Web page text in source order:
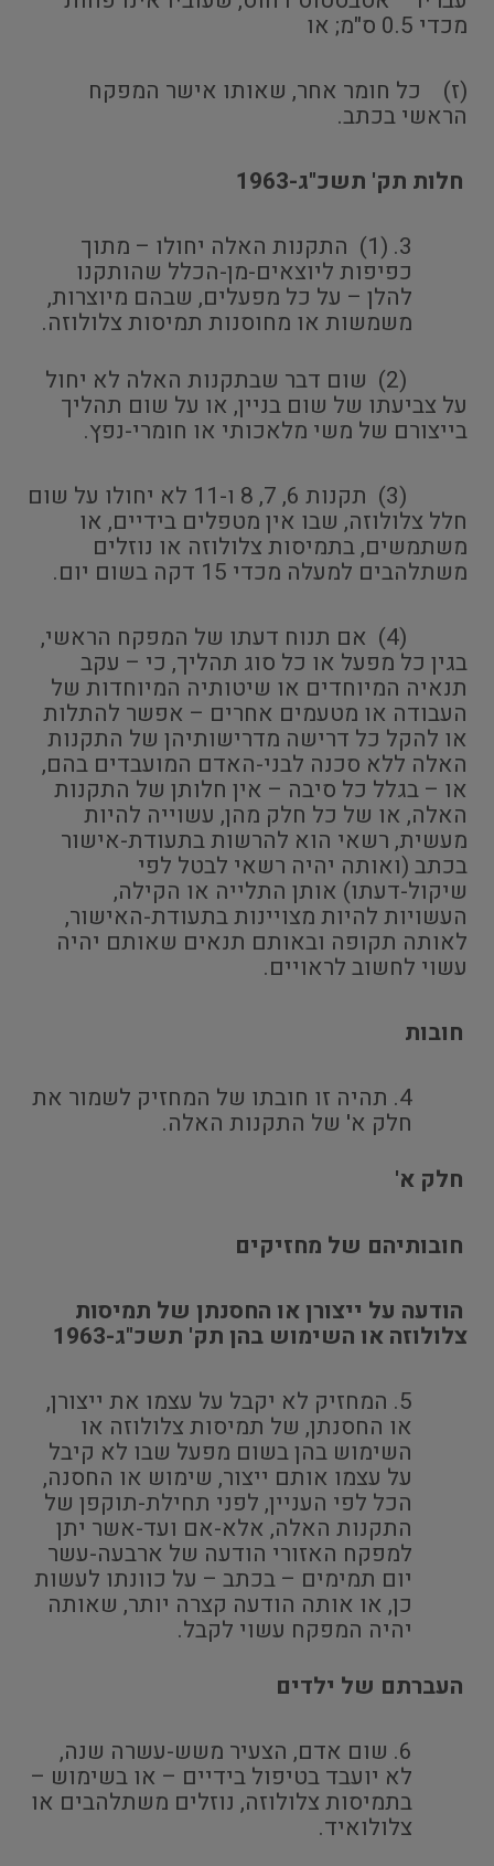
מכדי 0.5 ס"מ; או
(ז) כל חומר אחר, שאותו אישר המפקח
הראשי בכתב.
חלות תק' תשכ"ג-1963
(1) התקנות האלה יחולו – מתוך
כפיפות ליוצאים-מן-הכלל שהותקנו
להלן – על כל מפעלים, שבהם מיוצרות,
משמשות או מחוסנות תמיסות צלולוזה.
(2) שום דבר שבתקנות האלה לא יחול
על צביעתו של שום בניין, או על שום תהליך
בייצורם של משי מלאכותי או חומרי-נפץ.
(3) תקנות 6, 7, 8 ו-11 לא יחולו על שום
חלל צלולוזה, שבו אין מטפלים בידיים, או
משתמשים, בתמיסות צלולוזה או נוזלים
משתלהבים למעלה מכדי 15 דקה בשום יום.
(4) אם תנוח דעתו של המפקח הראשי,
בגין כל מפעל או כל סוג תהליך, כי – עקב
תנאיה המיוחדים או שיטותיה המיוחדות של
העבודה או מטעמים אחרים – אפשר להתלות
או להקל כל דרישה מדרישותיהן של התקנות
האלה ללא סכנה לבני-האדם המועבדים בהם,
או – בגלל כל סיבה – אין חלותן של התקנות
האלה, או של כל חלק מהן, עשוייה להיות
מעשית, רשאי הוא להרשות בתעודת-אישור
בכתב (ואותה יהיה רשאי לבטל לפי
שיקול-דעתו) אותן התלייה או הקילה,
העשויות להיות מצויינות בתעודת-האישור,
לאותה תקופה ובאותם תנאים שאותם יהיה
עשוי לחשוב לראויים.
חובות
תהיה זו חובתו של המחזיק לשמור את
חלק א' של התקנות האלה.
חלק א'
חובותיהם של מחזיקים
הודעה על ייצורן או החסנתן של תמיסות
צלולוזה או השימוש בהן תק' תשכ"ג-1963
המחזיק לא יקבל על עצמו את ייצורן,
או החסנתן, של תמיסות צלולוזה או
השימוש בהן בשום מפעל שבו לא קיבל
על עצמו אותם ייצור, שימוש או החסנה,
הכל לפי העניין, לפני תחילת-תוקפן של
התקנות האלה, אלא-אם ועד-אשר יתן
למפקח האזורי הודעה של ארבעה-עשר
יום תמימים – בכתב – על כוונתו לעשות
כן, או אותה הודעה קצרה יותר, שאותה
יהיה המפקח עשוי לקבל.
העברתם של ילדים
שום אדם, הצעיר משש-עשרה שנה,
לא יועבד בטיפול בידיים – או בשימוש –
בתמיסות צלולוזה, נוזלים משתלהבים או
צלולואיד.